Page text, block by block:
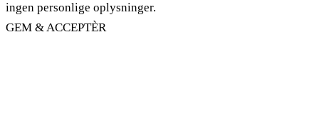
ingen personlige oplysninger.
GEM & ACCEPTÈR